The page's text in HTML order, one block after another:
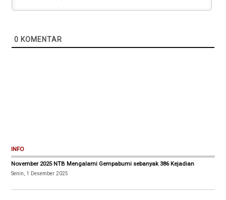
0 KOMENTAR
INFO
November 2025 NTB Mengalami Gempabumi sebanyak 386 Kejadian
Senin, 1 Desember 2025